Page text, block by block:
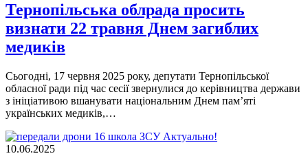
Тернопільська облрада просить
визнати 22 травня Днем загиблих
медиків
Сьогодні, 17 червня 2025 року, депутати Тернопільської
обласної ради під час сесії звернулися до керівництва держави
з ініціативою вшанувати національним Днем памʼяті
українських медиків,…
Актуально!
10.06.2025